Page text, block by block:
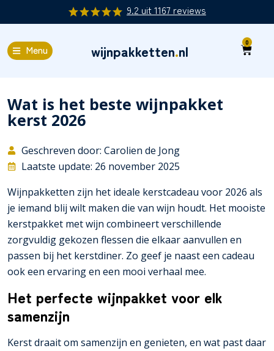
9.2 uit1167reviews
Menu wijnpakketten.nl 0
Wat is het beste wijnpakket
kerst 2026
Geschreven door: Carolien de Jong
Laatste update: 26 november 2025
Wijnpakketten zijn het ideale kerstcadeau voor 2026 als
je iemand blij wilt maken die van wijn houdt. Het mooiste
kerstpakket met wijn combineert verschillende
zorgvuldig gekozen flessen die elkaar aanvullen en
passen bij het kerstdiner. Zo geef je naast een cadeau
ook een ervaring en een mooi verhaal mee.
Het perfecte wijnpakket voor elk
samenzijn
Kerst draait om samenzijn en genieten, en wat past daar